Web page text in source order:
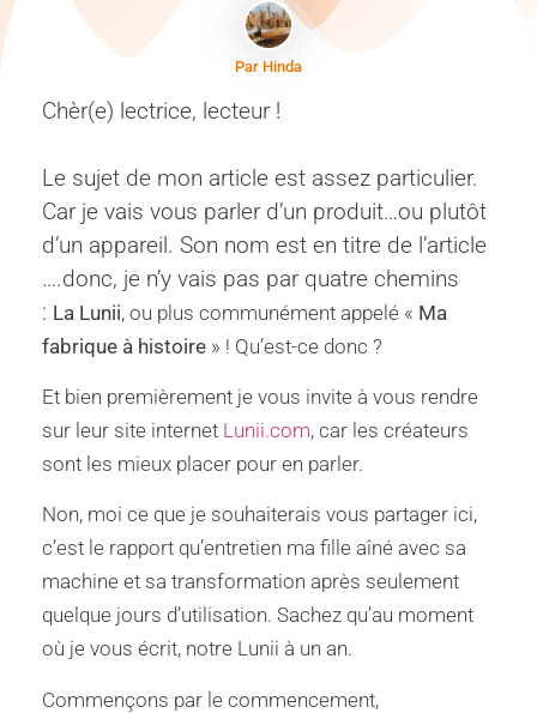
Par Hinda
Chèr(e) lectrice, lecteur !
Le sujet de mon article est assez particulier.
Car je vais vous parler d’un produit…ou plutôt
d’un appareil. Son nom est en titre de l’article
….donc, je n’y vais pas par quatre chemins
: La Lunii, ou plus communément appelé « Ma
fabrique à histoire » ! Qu’est-ce donc ?
Et bien premièrement je vous invite à vous rendre
sur leur site internet Lunii.com, car les créateurs
sont les mieux placer pour en parler.
Non, moi ce que je souhaiterais vous partager ici,
c’est le rapport qu’entretien ma fille aîné avec sa
machine et sa transformation après seulement
quelque jours d’utilisation. Sachez qu’au moment
où je vous écrit, notre Lunii à un an.
Commençons par le commencement,